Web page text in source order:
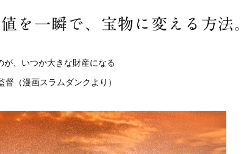
を一瞬で、宝物に変える方法。
が、いつか大きな財産になる
ラムダンクより）